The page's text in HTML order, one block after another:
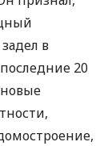
в
20